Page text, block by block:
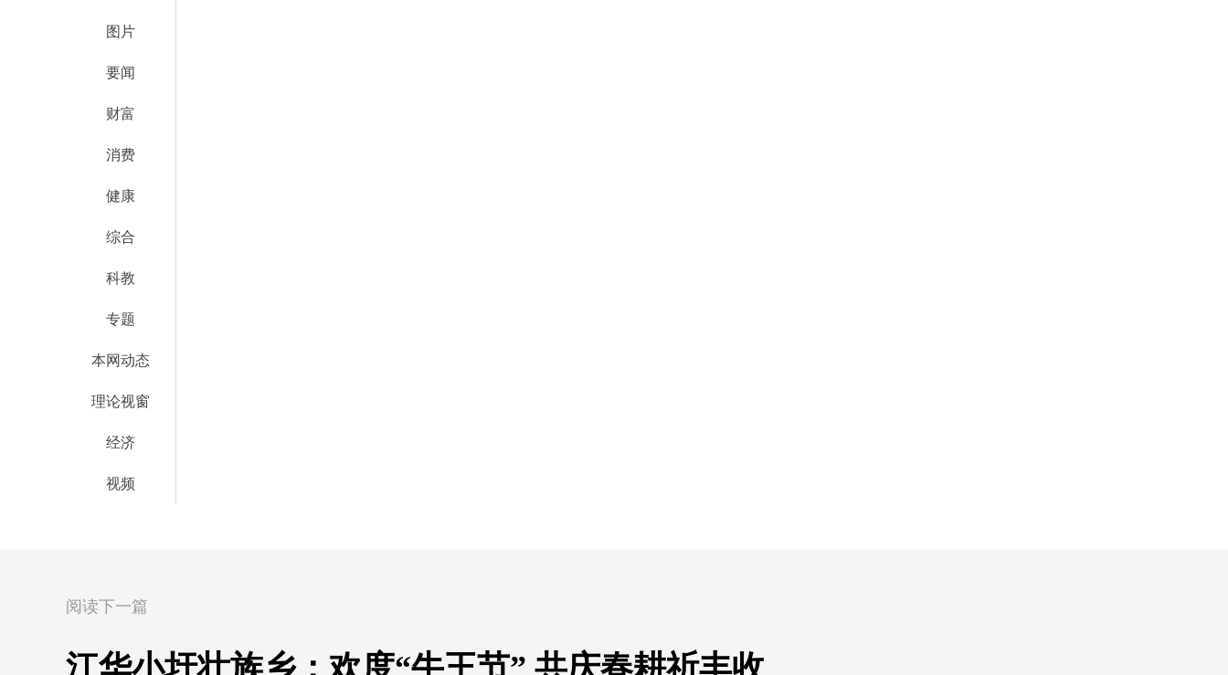
图片
要闻
财富
消费
健康
综合
科教
专题
本网动态
理论视窗
经济
视频
阅读下一篇